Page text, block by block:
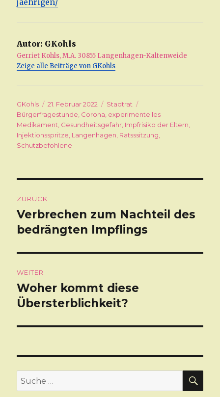
jaehrigen/
Autor: GKohls
Gerriet Kohls, M.A. 30855 Langenhagen-Kaltenweide
Zeige alle Beiträge von GKohls
Autor
GKohls
Veröffentlicht
am
21. Februar 2022 Kategorien
Stadtrat
Bürgerfragestunde, Corona, experimentelles
Medikament, Gesundheitsgefahr, Impfrisiko der Eltern,
Injektionsspritze, Langenhagen, Ratsssitzung,
Schutzbefohlene
ZURÜCK
Vorheriger
Beitrag:
Verbrechen zum Nachteil des
bedrängten Impflings
WEITER
Nächster
Beitrag:
Woher kommt diese
Übersterblichkeit?
Suche
nach: